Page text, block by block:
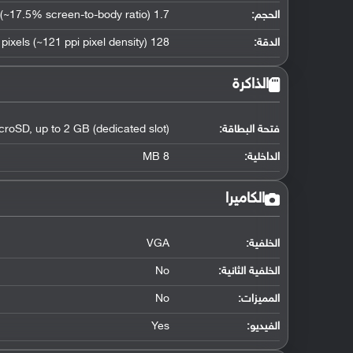
الحجم: 1.7 inches (~17.5% screen-to-body ratio)
الدقة: 128 x 160 pixels (~121 ppi pixel density)
الذاكرة
فتحة البطاقة: up to 2 GB (dedicated slot)
الداخلية: 8 MB
الكاميرا
الخلفية: VGA
الخلفية الثانية: No
المميزات: No
الفيديو: Yes